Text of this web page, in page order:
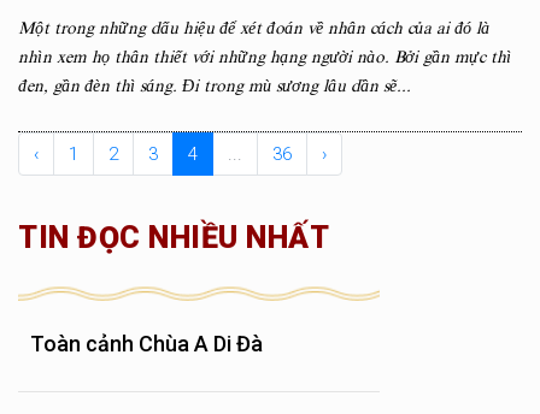
Một trong những dấu hiệu để xét đoán về nhân cách của ai đó là
nhìn xem họ thân thiết với những hạng người nào. Bởi gần mực thì
đen, gần đèn thì sáng. Đi trong mù sương lâu dần sẽ...
‹ 1 2 3 4 ... 36 ›
TIN ĐỌC NHIỀU NHẤT
Toàn cảnh Chùa A Di Đà